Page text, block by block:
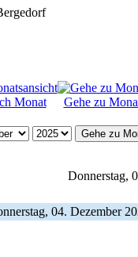
Monat Gehe zu
Gehe zu
Donnerstag,
04. Dezember